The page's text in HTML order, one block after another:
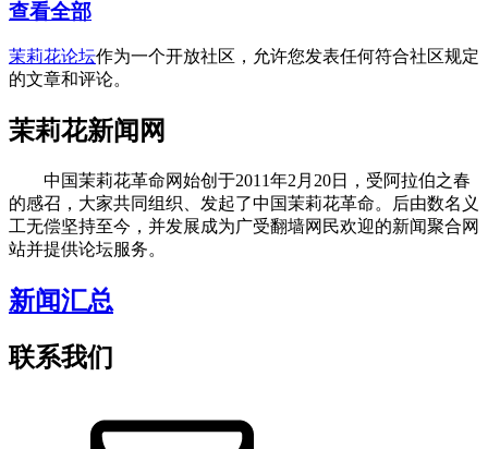
查看全部
茉莉花论坛作为一个开放社区，允许您发表任何符合社区规定
的文章和评论。
茉莉花新闻网
中国茉莉花革命网始创于2011年2月20日，受阿拉伯之春
的感召，大家共同组织、发起了中国茉莉花革命。后由数名义
工无偿坚持至今，并发展成为广受翻墙网民欢迎的新闻聚合网
站并提供论坛服务。
新闻汇总
联系我们